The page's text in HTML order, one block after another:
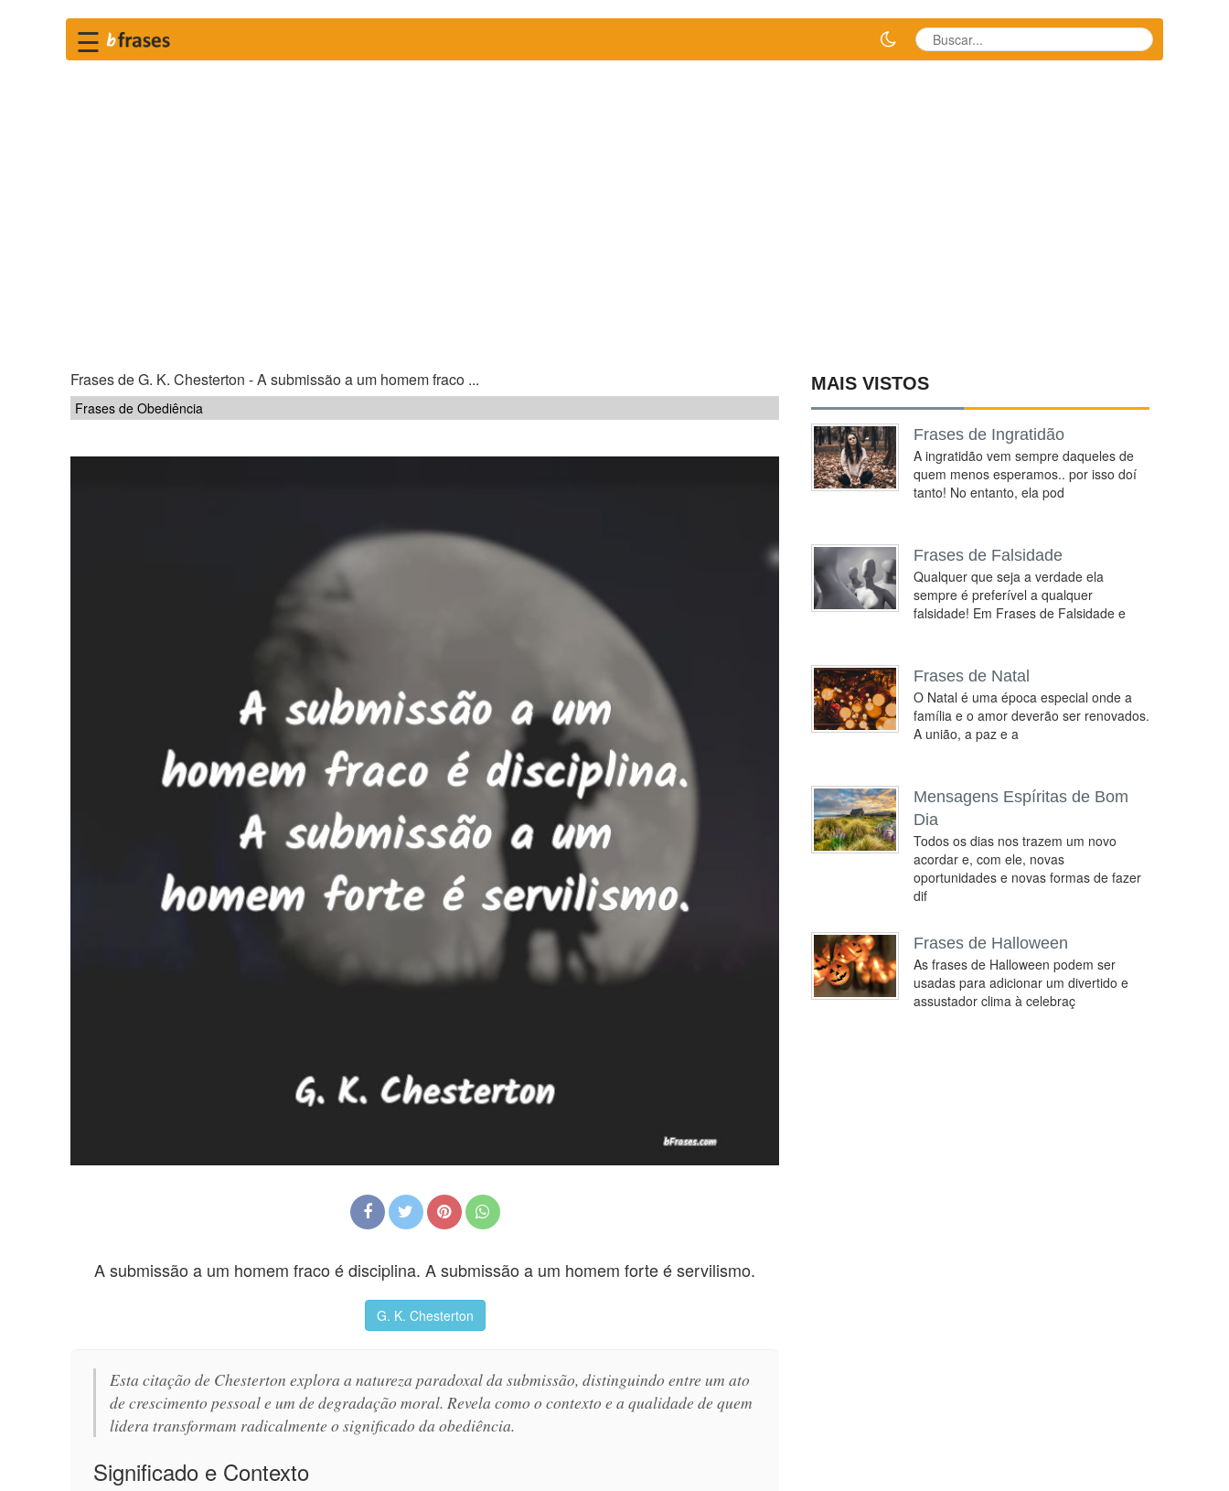
☰
Frases de G. K. Chesterton - A submissão a um homem fraco ...
Frases de Obediência
A submissão a um homem fraco é disciplina. A submissão a um homem forte é servilismo.
G. K. Chesterton
Esta citação de Chesterton explora a natureza paradoxal da submissão, distinguindo entre um ato
de crescimento pessoal e um de degradação moral. Revela como o contexto e a qualidade de quem
lidera transformam radicalmente o significado da obediência.
Significado e Contexto
MAIS VISTOS
Frases de Ingratidão
A ingratidão vem sempre daqueles de
quem menos esperamos.. por isso doí
tanto! No entanto, ela pod
Frases de Falsidade
Qualquer que seja a verdade ela
sempre é preferível a qualquer
falsidade! Em Frases de Falsidade e
Frases de Natal
O Natal é uma época especial onde a
família e o amor deverão ser renovados.
A união, a paz e a
Mensagens Espíritas de Bom
Dia
Todos os dias nos trazem um novo
acordar e, com ele, novas
oportunidades e novas formas de fazer
dif
Frases de Halloween
As frases de Halloween podem ser
usadas para adicionar um divertido e
assustador clima à celebraç